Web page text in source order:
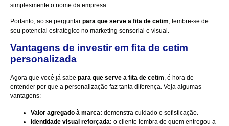
simplesmente o nome da empresa.
Portanto, ao se perguntar para que serve a fita de cetim, lembre-se de
seu potencial estratégico no marketing sensorial e visual.
Vantagens de investir em fita de cetim
personalizada
Agora que você já sabe para que serve a fita de cetim, é hora de
entender por que a personalização faz tanta diferença. Veja algumas
vantagens:
Valor agregado à marca: demonstra cuidado e sofisticação.
Identidade visual reforçada: o cliente lembra de quem entregou a